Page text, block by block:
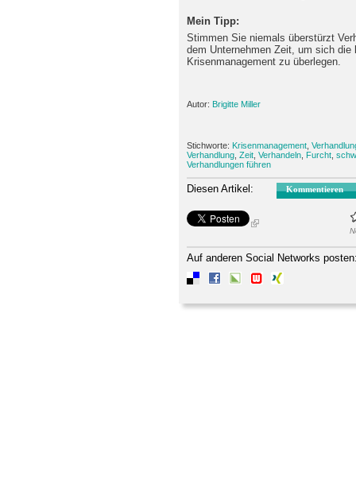
Mein Tipp:
Stimmen Sie niemals überstürzt
dem Unternehmen Zeit, um sich
Krisenmanagement zu überlegen.
Autor: Brigitte Miller
Stichworte: Krisenmanagement
Verhandlung Zeit Verhandeln Furcht
Verhandlungen führen
Diesen Artikel: Kommentieren
Auf anderen Social Networks